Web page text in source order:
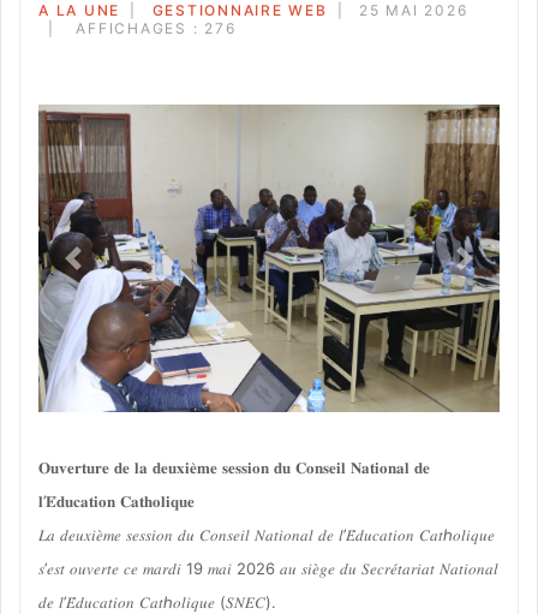
A LA UNE GESTIONNAIRE WEB
25 MAI 2026
AFFICHAGES : 276
Previous Next
𝐎𝐮𝐯𝐞𝐫𝐭𝐮𝐫𝐞 𝐝𝐞 𝐥𝐚 𝐝𝐞𝐮𝐱𝐢𝐞̀𝐦𝐞 𝐬𝐞𝐬𝐬𝐢𝐨𝐧 𝐝𝐮 𝐂𝐨𝐧𝐬𝐞𝐢𝐥 𝐍𝐚𝐭𝐢𝐨𝐧𝐚𝐥 𝐝𝐞
𝐥’𝐄́𝐝𝐮𝐜𝐚𝐭𝐢𝐨𝐧 𝐂𝐚𝐭𝐡𝐨𝐥𝐢𝐪𝐮𝐞
𝐿𝑎 𝑑𝑒𝑢𝑥𝑖𝑒̀𝑚𝑒 𝑠𝑒𝑠𝑠𝑖𝑜𝑛 𝑑𝑢 𝐶𝑜𝑛𝑠𝑒𝑖𝑙 𝑁𝑎𝑡𝑖𝑜𝑛𝑎𝑙 𝑑𝑒 𝑙’𝐸́𝑑𝑢𝑐𝑎𝑡𝑖𝑜𝑛 𝐶𝑎𝑡ℎ𝑜𝑙𝑖𝑞𝑢𝑒
𝑠’𝑒𝑠𝑡 𝑜𝑢𝑣𝑒𝑟𝑡𝑒 𝑐𝑒 𝑚𝑎𝑟𝑑𝑖 19 𝑚𝑎𝑖 2026 𝑎𝑢 𝑠𝑖𝑒̀𝑔𝑒 𝑑𝑢 𝑆𝑒𝑐𝑟𝑒́𝑡𝑎𝑟𝑖𝑎𝑡 𝑁𝑎𝑡𝑖𝑜𝑛𝑎𝑙
𝑑𝑒 𝑙’𝐸́𝑑𝑢𝑐𝑎𝑡𝑖𝑜𝑛 𝐶𝑎𝑡ℎ𝑜𝑙𝑖𝑞𝑢𝑒 (𝑆𝑁𝐸𝐶).